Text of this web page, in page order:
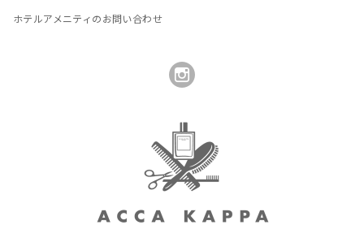
ホテルアメニティのお問い合わせ